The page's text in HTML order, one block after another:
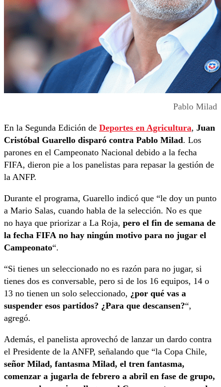
Pablo Milad
En la Segunda Edición de Deportes en Agricultura, Juan
Cristóbal Guarello disparó contra Pablo Milad. Los
parones en el Campeonato Nacional debido a la fecha
FIFA, dieron pie a los panelistas para repasar la gestión de
la ANFP.
Durante el programa, Guarello indicó que “le doy un punto
a Mario Salas, cuando habla de la selección. No es que
no haya que priorizar a La Roja, pero el fin de semana de
la fecha FIFA no hay ningún motivo para no jugar el
Campeonato“.
“Si tienes un seleccionado no es razón para no jugar, si
tienes dos es conversable, pero si de los 16 equipos, 14 o
13 no tienen un solo seleccionado, ¿por qué vas a
suspender esos partidos? ¿Para que descansen?“,
agregó.
Además, el panelista aprovechó de lanzar un dardo contra
el Presidente de la ANFP, señalando que “la Copa Chile,
señor Milad, fantasma Milad, el tren fantasma,
comenzar a jugarla de febrero a abril en fase de grupo,